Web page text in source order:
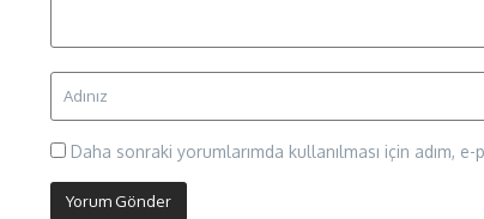
Daha sonraki yorumlarımda kullanılması için adım,